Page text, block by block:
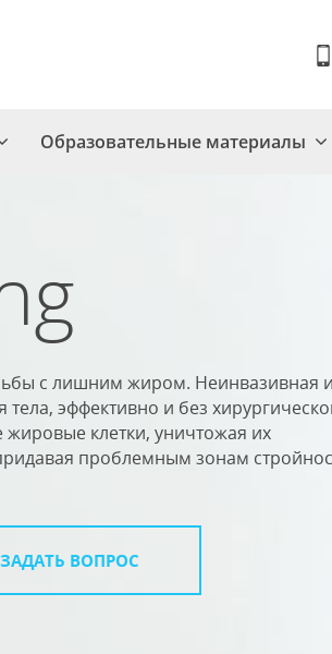
Образовательные материалы
с лишним жиром. Неинвазивная и
эффективно и без
клетки, уничтожая их
проблемным зонам
ЗАДАТЬ ВОПРОС